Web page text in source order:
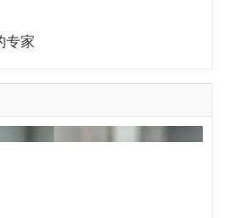
形外科医院排名2020年